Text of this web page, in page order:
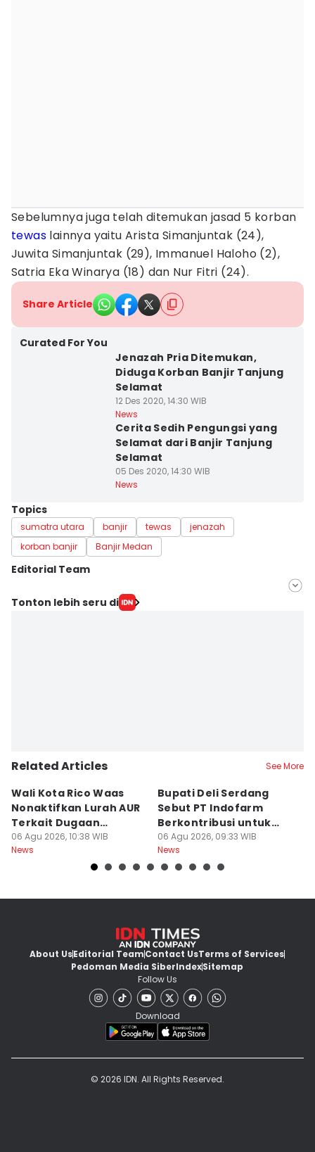
Sebelumnya juga telah ditemukan jasad 5 korban
tewas lainnya yaitu Arista Simanjuntak (24),
Juwita Simanjuntak (29), Immanuel Haloho (2),
Satria Eka Winarya (18) dan Nur Fitri (24).
Share Article
Curated For You
Jenazah Pria Ditemukan,
Diduga Korban Banjir Tanjung
Selamat
12 Des 2020, 14:30 WIB
News
Cerita Sedih Pengungsi yang
Selamat dari Banjir Tanjung
Selamat
05 Des 2020, 14:30 WIB
News
Topics
sumatra utara banjir tewas
jenazah
korban banjir
Banjir Medan
Editorial Team
Editor
Tonton lebih seru di
Related Articles See More
Wali Kota Rico Waas
Nonaktifkan Lurah AUR
Terkait Dugaan
Pungutan Liar
06 Agu 2026, 10:38 WIB
News
Bupati Deli Serdang
Sebut PT Indofarm
Berkontribusi untuk
Perekonomian
06 Agu 2026, 09:33 WIB
News
About UsEditorial TeamContact UsTerms of Services
Pedoman Media SiberIndexSitemap
Follow Us
Download
© 2026 IDN. All Rights Reserved.